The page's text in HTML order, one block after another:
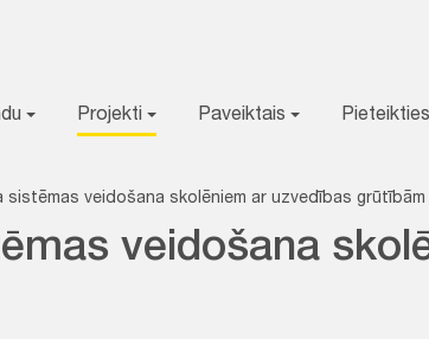
Projekti Paveiktais
sistēmas veidošana skolēniem ar uzvedības grūtībām
veidošana